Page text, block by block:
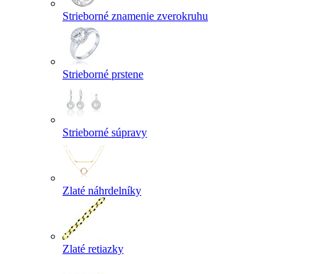
Strieborné znamenie zverokruhu
Strieborné prstene
Strieborné súpravy
Zlaté náhrdelníky
Zlaté retiazky